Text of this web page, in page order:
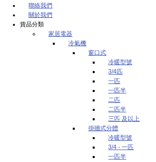
聯絡我們
關於我們
貨品分類
家居電器
冷氣機
窗口式
冷暖型號
3/4匹
一匹
一匹半
二匹
二匹半
三匹 及以上
掛牆式分體
冷暖型號
3/4 - 一匹
一匹半